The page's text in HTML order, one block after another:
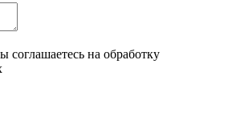
на обработку